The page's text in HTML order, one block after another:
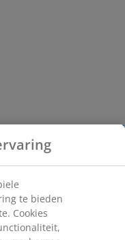
te bieden
Cookies